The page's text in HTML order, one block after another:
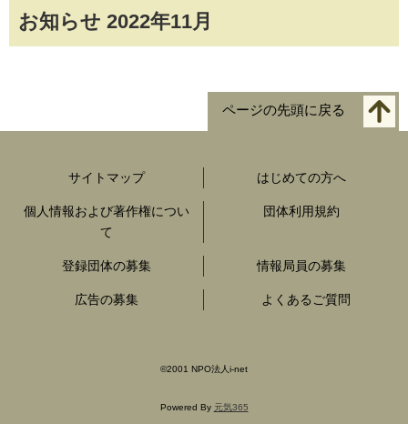
お知らせ 2022年11月
ページの先頭に戻る
サイトマップ はじめての方へ
個人情報および著作権につい
て
団体利用規約
登録団体の募集 情報局員の募集
広告の募集 よくあるご質問
©2001 NPO法人 i-net
Powered By 元気365